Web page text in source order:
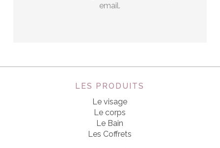
email.
LES PRODUITS
Le visage
Le corps
Le Bain
Les Coffrets